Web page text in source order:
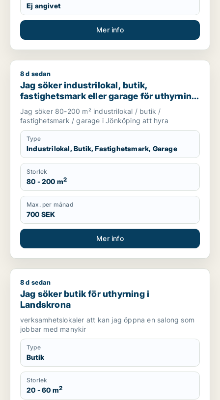
Ej angivet
Mer info
Jag söker industrilokal, butik, fastighetsmark eller garage
8 d sedan
Jag söker industrilokal, butik,
fastighetsmark eller garage för uthyrning
i Jönköping
Jag söker 80-200 m² industrilokal / butik /
fastighetsmark / garage i Jönköping att hyra
Type
Industrilokal, Butik, Fastighetsmark, Garage
Storlek
80 - 200 m2
Max. per månad
700 SEK
Mer info
Jag söker butik för uthyrning i Landskrona
8 d sedan
Jag söker butik för uthyrning i
Landskrona
verksamhetslokaler att kan jag öppna en salong som
jobbar med manykir
Type
Butik
Storlek
20 - 60 m2